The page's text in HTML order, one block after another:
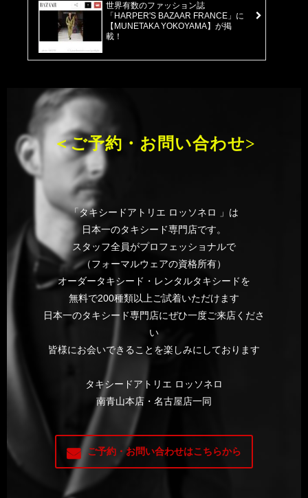
世界有数のファッション誌
「HARPER'S BAZAAR FRANCE」に
【MUNETAKA YOKOYAMA】が掲
載！
＜ご予約・お問い合わせ>
「タキシードアトリエ ロッソネロ 」は
日本一のタキシード専門店です。
スタッフ全員がプロフェッショナルで
（フォーマルウェアの資格所有）
オーダータキシード・レンタルタキシードを
無料で200種類以上ご試着いただけます
日本一のタキシード専門店にぜひ一度ご来店くださ
い
皆様にお会いできることを楽しみにしております
タキシードアトリエ ロッソネロ
南青山本店・名古屋店一同
ご予約・お問い合わせはこちらから